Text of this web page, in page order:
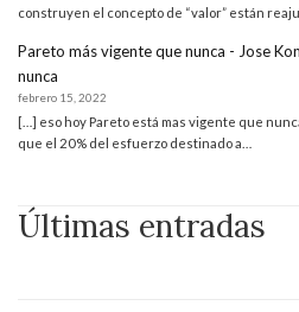
construyen el concepto de “valor” están
Pareto más vigente que nunca - Jose
nunca
febrero 15, 2022
[…] eso hoy Pareto está mas vigente que
que el 20% del esfuerzo destinado a…
Últimas entradas